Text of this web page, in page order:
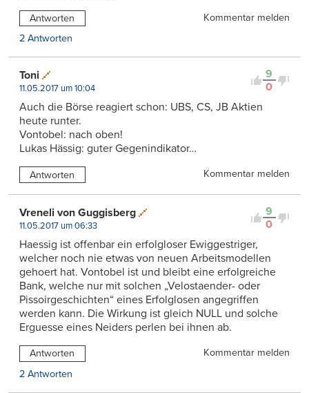
Antworten
Kommentar melden
2 Antworten
9
0
Toni
11.05.2017 um 10:04
Auch die Börse reagiert schon: UBS, CS, JB Aktien
heute runter.
Vontobel: nach oben!
Lukas Hässig: guter Gegenindikator…
Antworten Kommentar melden
9
0
Vreneli von Guggisberg
11.05.2017 um 06:33
Haessig ist offenbar ein erfolgloser Ewiggestriger,
welcher noch nie etwas von neuen Arbeitsmodellen
gehoert hat. Vontobel ist und bleibt eine erfolgreiche
Bank, welche nur mit solchen „Velostaender- oder
Pissoirgeschichten“ eines Erfolglosen angegriffen
werden kann. Die Wirkung ist gleich NULL und solche
Erguesse eines Neiders perlen bei ihnen ab.
Antworten
Kommentar melden
2 Antworten